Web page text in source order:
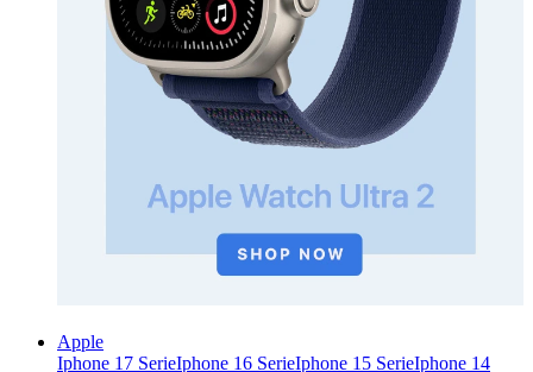
Apple
Iphone 17 SerieIphone 16 SerieIphone 15 SerieIphone 14